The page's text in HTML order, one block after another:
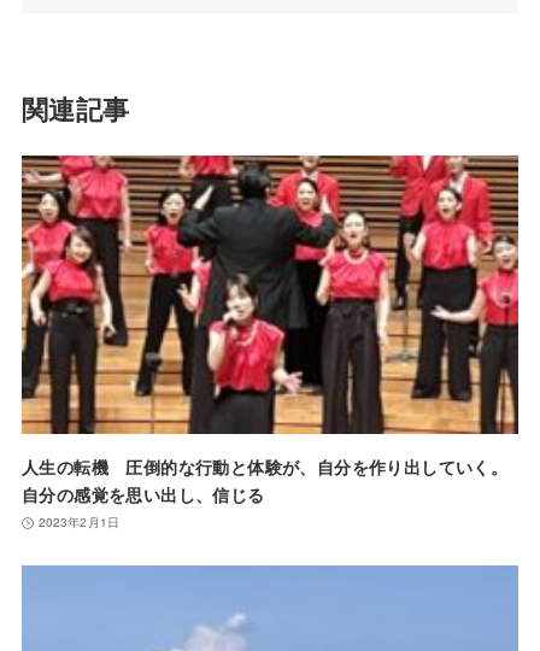
関連記事
人生の転機 圧倒的な行動と体験が、自分を作り出していく。
自分の感覚を思い出し、信じる
2023年2月1日